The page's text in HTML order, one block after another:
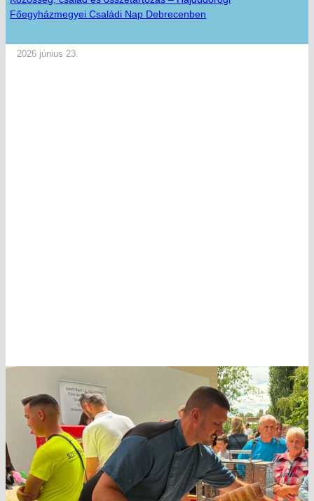
Főegyházmegyei Családi Nap Debrecenben
2026 június 23.